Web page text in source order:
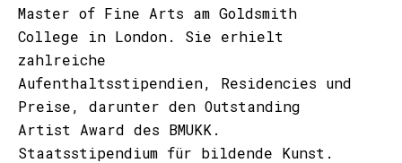
Master of Fine Arts am Goldsmith
College in London. Sie erhielt
zahlreiche
Aufenthaltsstipendien, Residencies und
Preise, darunter den Outstanding
Artist Award des BMUKK.
Staatsstipendium für bildende Kunst.